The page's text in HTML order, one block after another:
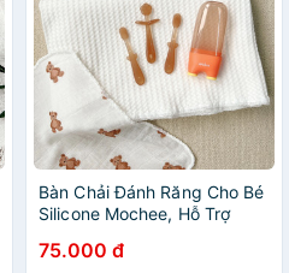
Bàn Chải Đánh Răng Cho Bé
Silicone Mochee, Hỗ Trợ
dodungmevabe1
75.000 đ